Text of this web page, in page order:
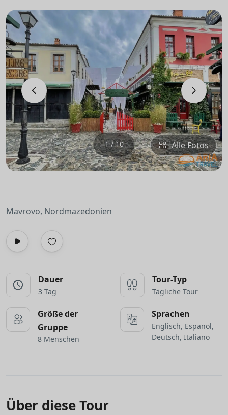
‹ ›
1 / 10 Alle Fotos
Mavrovo, Nordmazedonien
Dauer
3 Tag
Tour-Typ
Tägliche Tour
Größe der
Gruppe
8 Menschen
Sprachen
Englisch, Espanol,
Deutsch, Italiano
Über diese Tour